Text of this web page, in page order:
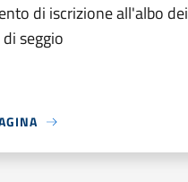
di iscrizione all'albo dei
seggio